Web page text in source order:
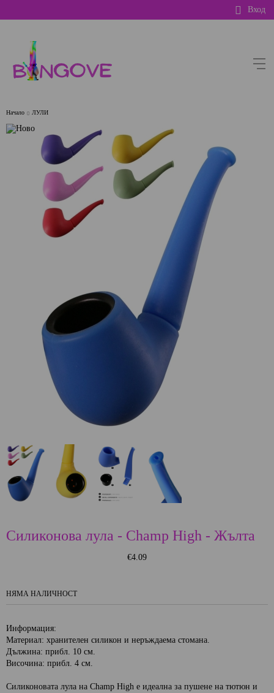
Вход
Начало ЛУЛИ
Силиконова лула - Champ High - Жълта
€4.09
НЯМА НАЛИЧНОСТ
Информация:
Материал: хранителен силикон и неръждаема стомана.
Дължина: прибл. 10 см.
Височина: прибл. 4 см.
Силиконовата лула на Champ High е идеална за пушене на тютюн и